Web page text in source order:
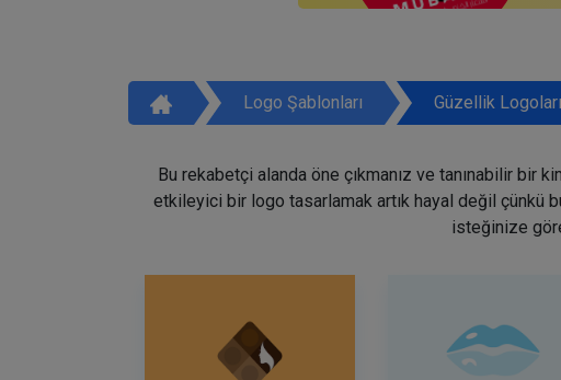
Logo Şablonları Güzellik Logoları
Bu rekabetçi alanda öne çıkmanız ve tanınabilir bir
etkileyici bir logo tasarlamak artık hayal değil çünkü
isteğinize